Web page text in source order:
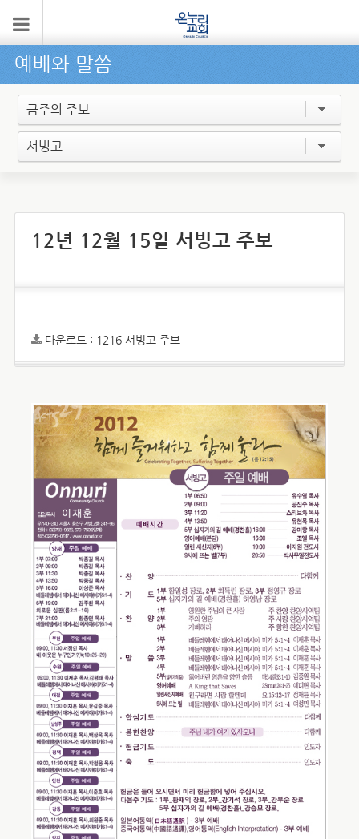
예배와 말씀
금주의 주보
서빙고
12년 12월 15일 서빙고 주보
다운로드 : 1216 서빙고 주보